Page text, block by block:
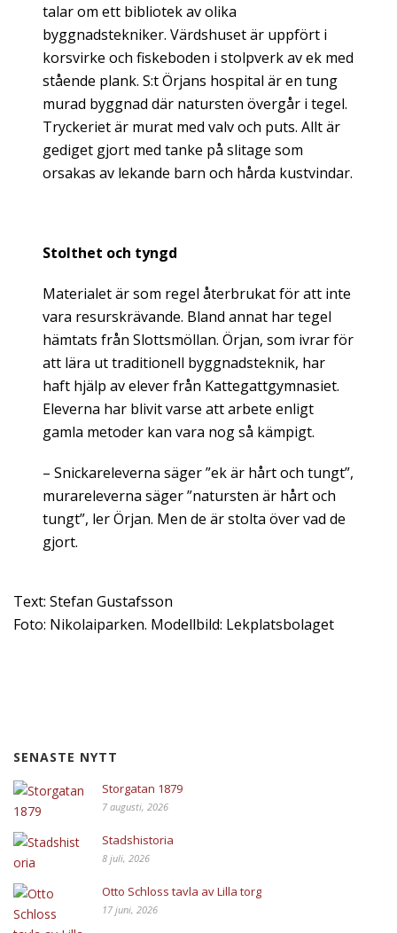
talar om ett bibliotek av olika
byggnadstekniker. Värdshuset är uppfört i
korsvirke och fiskeboden i stolpverk av ek med
stående plank. S:t Örjans hospital är en tung
murad byggnad där natursten övergår i tegel.
Tryckeriet är murat med valv och puts. Allt är
gediget gjort med tanke på slitage som
orsakas av lekande barn och hårda kustvindar.
Stolthet och tyngd
Materialet är som regel återbrukat för att inte
vara resurskrävande. Bland annat har tegel
hämtats från Slottsmöllan. Örjan, som ivrar för
att lära ut traditionell byggnadsteknik, har
haft hjälp av elever från Kattegattgymnasiet.
Eleverna har blivit varse att arbete enligt
gamla metoder kan vara nog så kämpigt.
– Snickareleverna säger ”ek är hårt och tungt”,
murareleverna säger ”natursten är hårt och
tungt”, ler Örjan. Men de är stolta över vad de
gjort.
Text: Stefan Gustafsson
Foto: Nikolaiparken. Modellbild: Lekplatsbolaget
SENASTE NYTT
Storgatan 1879
7 augusti, 2026
Stadshistoria
8 juli, 2026
Otto Schloss tavla av Lilla torg
17 juni, 2026